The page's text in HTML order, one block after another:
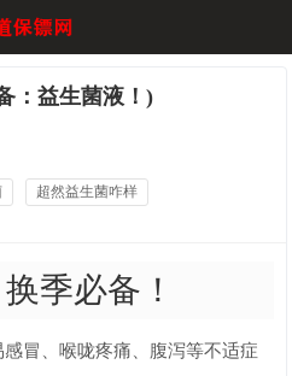
：益生菌液！)
超然益生菌咋样
季必备！
冒、喉咙疼痛、腹泻等不适症